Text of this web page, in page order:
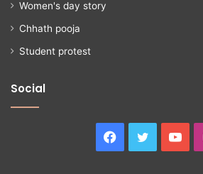
Women's day story
Chhath pooja
Student protest
Social
Facebook
Twitter